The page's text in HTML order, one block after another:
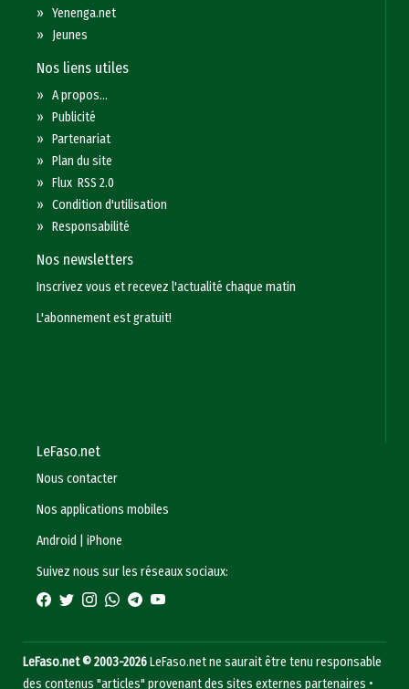
»Yenenga.net
» Jeunes
Nos liens utiles
»A propos...
»Publicité
»Partenariat
»Plan du site
»Flux RSS 2.0
»Condition d'utilisation
»Responsabilité
Nos newsletters
Inscrivez vous et recevez l'actualité chaque matin
L'abonnement est gratuit!
LeFaso.net
Nous contacter
Nos applications mobiles
Android
|iPhone
Suivez nous sur les réseaux sociaux:
LeFaso.net © 2003-2026LeFaso.net ne saurait être tenu responsable
des contenus "articles" provenant des sites externes partenaires •